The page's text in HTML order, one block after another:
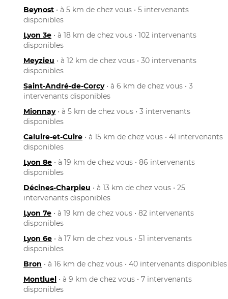
Beynost • à 5 km de chez vous • 5 intervenants
disponibles
Lyon 3e • à 18 km de chez vous • 102 intervenants
disponibles
Meyzieu • à 12 km de chez vous • 30 intervenants
disponibles
Saint-André-de-Corcy• à 6 km de chez vous • 3
intervenants disponibles
Mionnay• à 5 km de chez vous • 3 intervenants
disponibles
Caluire-et-Cuire • à 15 km de chez vous • 41 intervenants
disponibles
Lyon 8e • à 19 km de chez vous • 86 intervenants
disponibles
Décines-Charpieu • à 13 km de chez vous • 25
intervenants disponibles
Lyon 7e • à 19 km de chez vous • 82 intervenants
disponibles
Lyon 6e • à 17 km de chez vous • 51 intervenants
disponibles
Bron • à 16 km de chez vous • 40 intervenants disponibles
Montluel • à 9 km de chez vous • 7 intervenants
disponibles